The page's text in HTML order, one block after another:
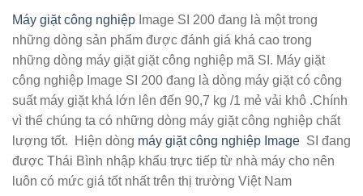
Máy giặt công nghiệp Image SI 200 đang là một trong
những dòng sản phẩm được đánh giá khá cao trong
những dòng máy giặt giặt công nghiệp mã SI. Máy giặt
công nghiệp Image SI 200 đang là dòng máy giặt có công
suất máy giặt khá lớn lên đến 90,7 kg /1 mẻ vải khô .Chính
vì thế chúng ta có những dòng máy giặt công nghiệp chất
lượng tốt. Hiện dòng máy giặt công nghiệp Image SI đang
được Thái Bình nhập khẩu trực tiếp từ nhà máy cho nên
luôn có mức giá tốt nhất trên thị trường Việt Nam